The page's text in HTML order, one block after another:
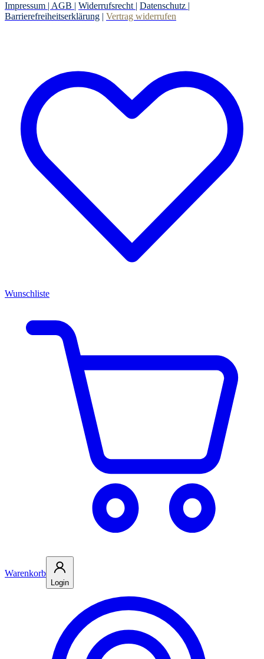
Impressum | AGB | Widerrufsrecht | Datenschutz |
Barrierefreiheitserklärung | Vertrag widerrufen
Wunschliste
Warenkorb
Login